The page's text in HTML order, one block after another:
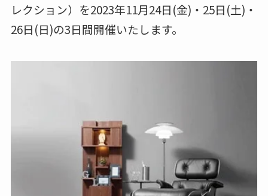
レクション）を2023年11月24日(金)・25日(土)・
26日(日)の3日間開催いたします。